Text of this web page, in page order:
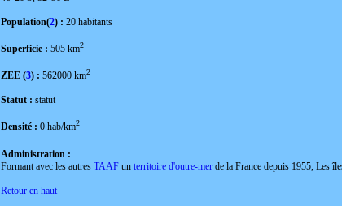
Population(2) : 20 habitants
Superficie : 505 km2
ZEE (3) : 562000 km2
Statut : statut
Densité : 0 hab/km2
Administration :
Formant avec les autres TAAFun territoire d'outre-merde la France depuis 1955, Les
Retour en haut